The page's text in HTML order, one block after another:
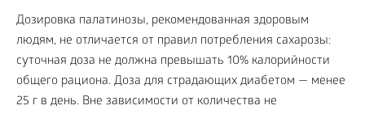
Дозировка палатинозы, рекомендованная здоровым
людям, не отличается от правил потребления сахарозы:
суточная доза не должна превышать 10% калорийности
общего рациона. Доза для страдающих диабетом — менее
25 г в день. Вне зависимости от количества не